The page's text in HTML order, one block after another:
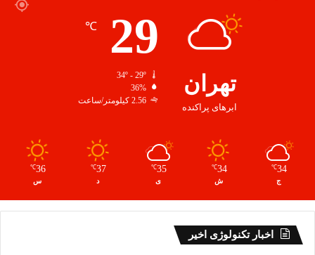
تهران
ابرهای پراکنده
29
℃
36%
2.56 کیلومتر/ساعت
34
℃
ج
34
℃
ش
35
℃
ی
37
℃
د
36
℃
س
اخبار تکنولوژی اخیر